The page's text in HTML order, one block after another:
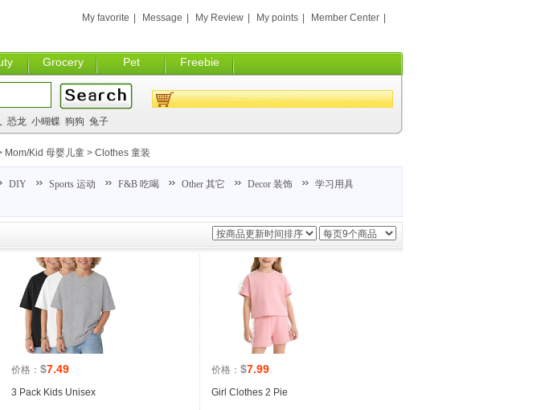
Grocery Pet Freebie
My favorite Message My Review My points Member Center
恐龙 小蝴蝶 狗狗 兔子
价格： $7.49
3 Pack Kids Unisex
价格： $7.99
Girl Clothes 2 Pie
Mom/Kid 母婴儿童 > Clothes 童装
DIY Sports 运动 F&B 吃喝 Other 其它 Decor 装饰
学习用具